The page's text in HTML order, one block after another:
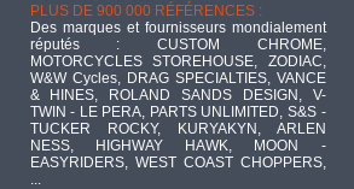
PLUS DE 900 000 RÉFÉRENCES :
Des marques et fournisseurs mondialement
réputés : CUSTOM CHROME,
MOTORCYCLES STOREHOUSE, ZODIAC,
W&W Cycles, DRAG SPECIALTIES, VANCE
& HINES, ROLAND SANDS DESIGN, V-
TWIN - LE PERA, PARTS UNLIMITED, S&S -
TUCKER ROCKY, KURYAKYN, ARLEN
NESS, HIGHWAY HAWK, MOON -
EASYRIDERS, WEST COAST CHOPPERS,
...